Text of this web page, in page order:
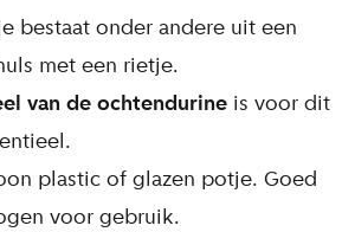
bestaat onder andere uit een
met een rietje.
van de ochtendurine is voor dit
plastic of glazen potje. Goed
voor gebruik.